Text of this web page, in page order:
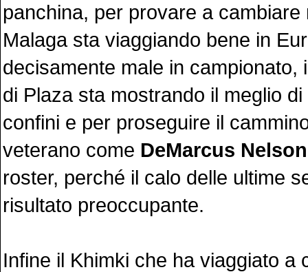
panchina, per provare a cambiare
Malaga sta viaggiando bene in
decisamente male in campionato,
di Plaza sta mostrando il meglio
confini e per proseguire il
veterano come DeMarcus Nelson
roster, perché il calo delle ultime
risultato preoccupante.
Infine il Khimki che ha viaggiato a